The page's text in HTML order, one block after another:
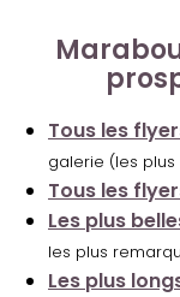
Tous les
galerie (les
Tous les
Les plus
les plus
Les plus